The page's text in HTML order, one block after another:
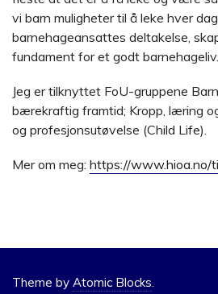
vi barn muligheter til å leke hver
barnehageansattes deltakelse,
fundament for et godt barnehageliv.
Jeg er tilknyttet FoU-gruppene
bærekraftig framtid; Kropp, læring
og profesjonsutøvelse (Child Life).
Mer om meg: https://www.hioa.no/
Theme by Atomic Blocks